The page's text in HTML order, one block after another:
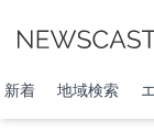
新着 地域検索